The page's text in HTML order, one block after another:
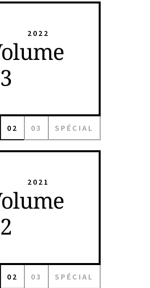
2022
02 03 SPÉCIAL
2021
02 03 SPÉCIAL